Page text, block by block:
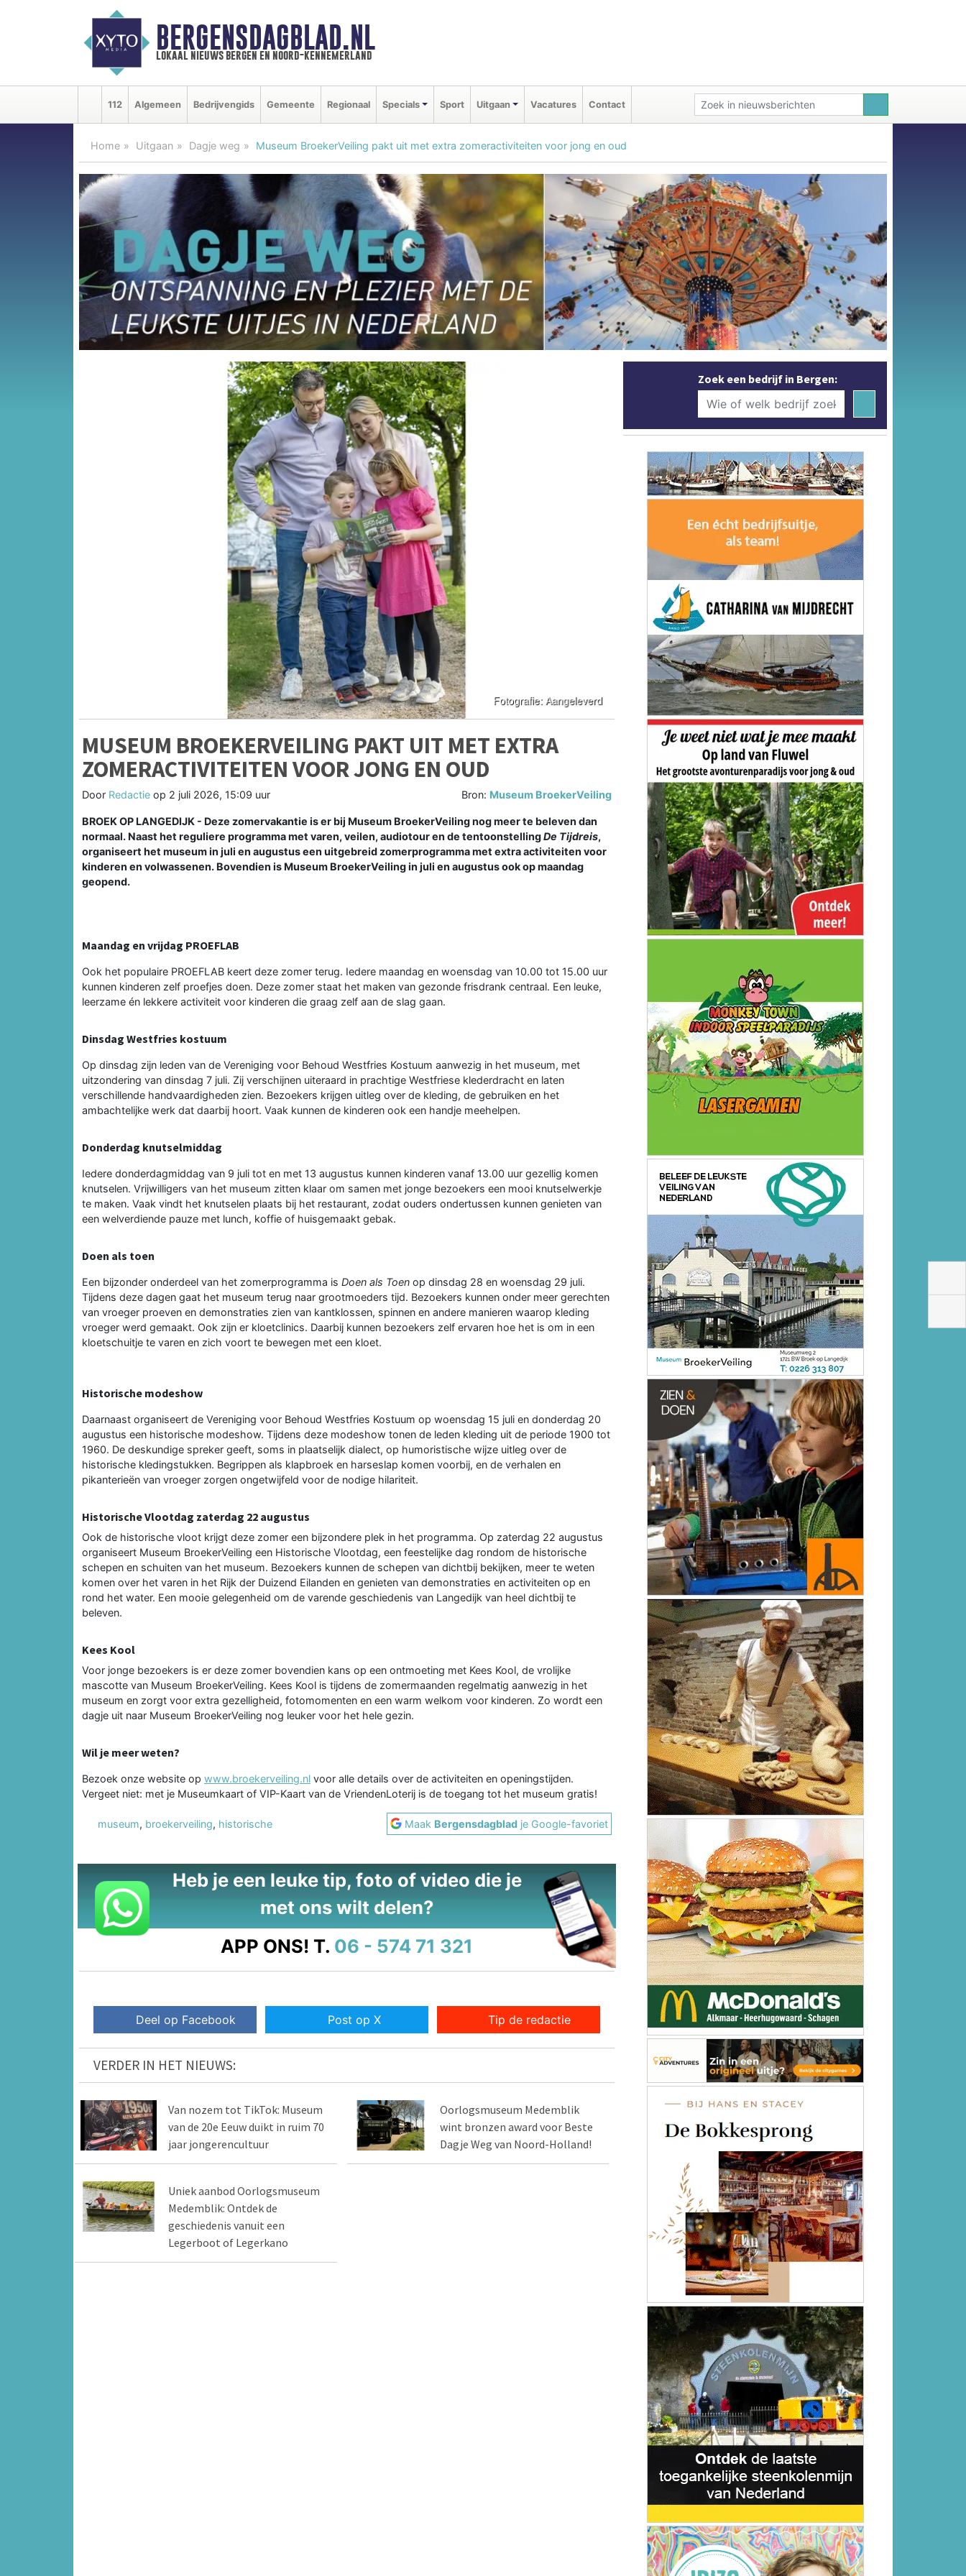
BERGENSDAGBLAD.NL
lokaal nieuws bergen en noord-kennemerland
112 Algemeen Bedrijvengids Gemeente Regionaal Specials Sport Uitgaan Vacatures Contact
Home Uitgaan Dagje weg Museum BroekerVeiling pakt uit met extra zomeractiviteiten voor jong en oud
MUSEUM BROEKERVEILING PAKT UIT MET EXTRA
ZOMERACTIVITEITEN VOOR JONG EN OUD
Door Redactie op 2 juli 2026, 15:09 uur Bron: Museum BroekerVeiling
BROEK OP LANGEDIJK - Deze zomervakantie is er bij Museum BroekerVeiling nog meer te beleven dan
normaal. Naast het reguliere programma met varen, veilen, audiotour en de tentoonstellingDe Tijdreis,
organiseert het museum in juli en augustus een uitgebreid zomerprogramma met extra activiteiten voor
kinderen en volwassenen. Bovendien is Museum BroekerVeiling in juli en augustus ook op maandag
geopend.
Maandag en vrijdag PROEFLAB
Ook het populaire PROEFLAB keert deze zomer terug. Iedere maandag en woensdag van 10.00 tot 15.00 uur
kunnen kinderen zelf proefjes doen. Deze zomer staat het maken van gezonde frisdrank centraal. Een leuke,
leerzame én lekkere activiteit voor kinderen die graag zelf aan de slag gaan.
Dinsdag Westfries kostuum
Op dinsdag zijn leden van de Vereniging voor Behoud Westfries Kostuum aanwezig in het museum, met
uitzondering van dinsdag 7 juli. Zij verschijnen uiteraard in prachtige Westfriese klederdracht en laten
verschillende handvaardigheden zien. Bezoekers krijgen uitleg over de kleding, de gebruiken en het
ambachtelijke werk dat daarbij hoort. Vaak kunnen de kinderen ook een handje meehelpen.
Donderdag knutselmiddag
Iedere donderdagmiddag van 9 juli tot en met 13 augustus kunnen kinderen vanaf 13.00 uur gezellig komen
knutselen. Vrijwilligers van het museum zitten klaar om samen met jonge bezoekers een mooi knutselwerkje
te maken. Vaak vindt het knutselen plaats bij het restaurant, zodat ouders ondertussen kunnen genieten van
een welverdiende pauze met lunch, koffie of huisgemaakt gebak.
Doen als toen
Een bijzonder onderdeel van het zomerprogramma is Doen als Toen op dinsdag 28 en woensdag 29 juli.
Tijdens deze dagen gaat het museum terug naar grootmoeders tijd. Bezoekers kunnen onder meer gerechten
van vroeger proeven en demonstraties zien van kantklossen, spinnen en andere manieren waarop kleding
vroeger werd gemaakt. Ook zijn er kloetclinics. Daarbij kunnen bezoekers zelf ervaren hoe het is om in een
kloetschuitje te varen en zich voort te bewegen met een kloet.
Historische modeshow
Daarnaast organiseert de Vereniging voor Behoud Westfries Kostuum op woensdag 15 juli en donderdag 20
augustus een historische modeshow. Tijdens deze modeshow tonen de leden kleding uit de periode 1900 tot
1960. De deskundige spreker geeft, soms in plaatselijk dialect, op humoristische wijze uitleg over de
historische kledingstukken. Begrippen als klapbroek en harseslap komen voorbij, en de verhalen en
pikanterieën van vroeger zorgen ongetwijfeld voor de nodige hilariteit.
Historische Vlootdag zaterdag 22 augustus
Ook de historische vloot krijgt deze zomer een bijzondere plek in het programma. Op zaterdag 22 augustus
organiseert Museum BroekerVeiling een Historische Vlootdag, een feestelijke dag rondom de historische
schepen en schuiten van het museum. Bezoekers kunnen de schepen van dichtbij bekijken, meer te weten
komen over het varen in het Rijk der Duizend Eilanden en genieten van demonstraties en activiteiten op en
rond het water. Een mooie gelegenheid om de varende geschiedenis van Langedijk van heel dichtbij te
beleven.
Kees Kool
Voor jonge bezoekers is er deze zomer bovendien kans op een ontmoeting met Kees Kool, de vrolijke
mascotte van Museum BroekerVeiling. Kees Kool is tijdens de zomermaanden regelmatig aanwezig in het
museum en zorgt voor extra gezelligheid, fotomomenten en een warm welkom voor kinderen. Zo wordt een
dagje uit naar Museum BroekerVeiling nog leuker voor het hele gezin.
Wil je meer weten?
Bezoek onze website op www.broekerveiling.nl voor alle details over de activiteiten en openingstijden.
Vergeet niet: met je Museumkaart of VIP-Kaart van de VriendenLoterij is de toegang tot het museum gratis!
museum, broekerveiling, historische Maak Bergensdagblad je Google-favoriet
Heb je een leuke tip, foto of video die je
met ons wilt delen?
APP ONS! T. 06 - 574 71 321
Deel op Facebook Post op X Tip de redactie
VERDER IN HET NIEUWS:
Van nozem tot TikTok: Museum
van de 20e Eeuw duikt in ruim 70
jaar jongerencultuur
Oorlogsmuseum Medemblik
wint bronzen award voor Beste
Dagje Weg van Noord-Holland!
Uniek aanbod Oorlogsmuseum
Medemblik: Ontdek de
geschiedenis vanuit een
Legerboot of Legerkano
Zoek een bedrijf in Bergen: